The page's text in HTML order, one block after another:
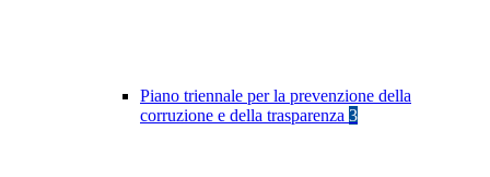
Piano triennale per la prevenzione della
corruzione e della trasparenza 3